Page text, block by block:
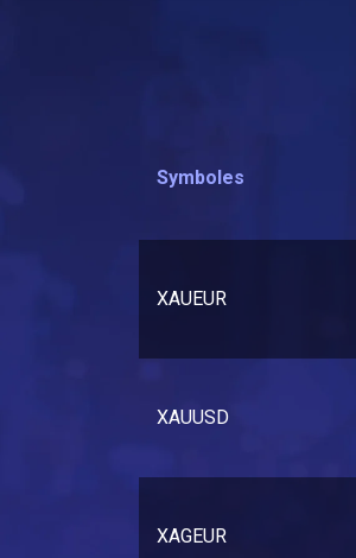
Symboles
XAUEUR
XAUUSD
XAGEUR